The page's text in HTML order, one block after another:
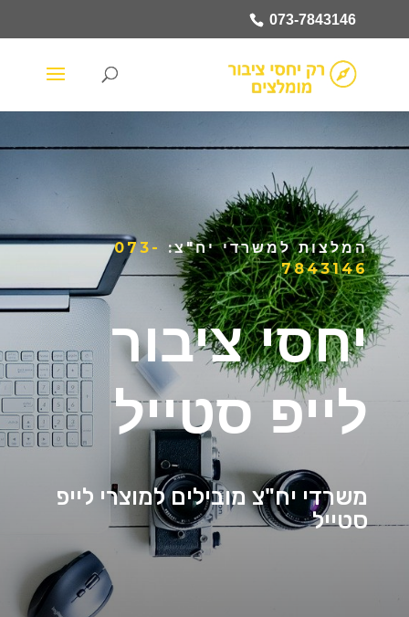
073-7843146
המלצות למשרדי יח"צ:
073-
7843146
יחסי ציבור
לייפ סטייל
משרדי יח"צ מובילים למוצרי לייפ
סטייל